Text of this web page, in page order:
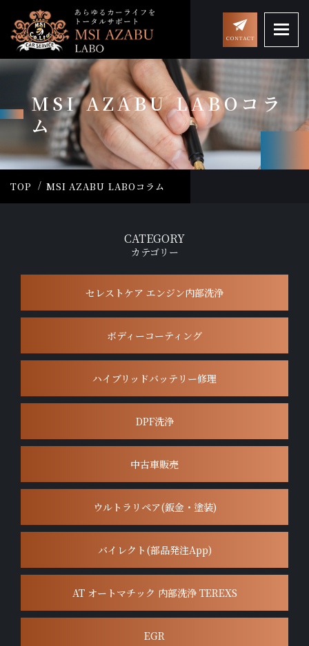
MSI AZABU LABOコラ
ム
TOP MSI AZABU LABOコラム
CATEGORY
カテゴリー
セレストケア エンジン内部洗浄
ボディーコーティング
ハイブリッドバッテリー修理
DPF洗浄
中古車販売
ウルトラリペア(鈑金・塗装)
バイレクト(部品発注App)
AT オートマチック 内部洗浄 TEREXS
EGR